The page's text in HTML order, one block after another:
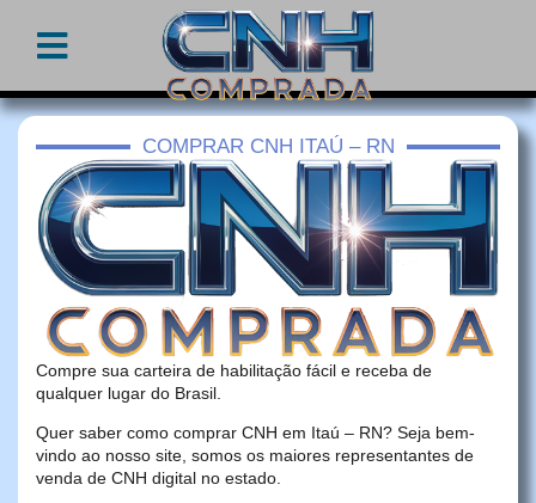
COMPRAR CNH ITAÚ – RN
Compre sua carteira de habilitação fácil e receba de
qualquer lugar do Brasil.
Quer saber como comprar CNH em Itaú – RN? Seja bem-
vindo ao nosso site, somos os maiores representantes de
venda de CNH digital no estado.